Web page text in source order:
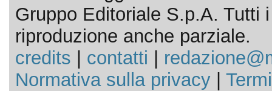
Gruppo Editoriale S.p.A. Tutti
riproduzione anche parziale.
credits
contatti
Normativa sulla privacy|